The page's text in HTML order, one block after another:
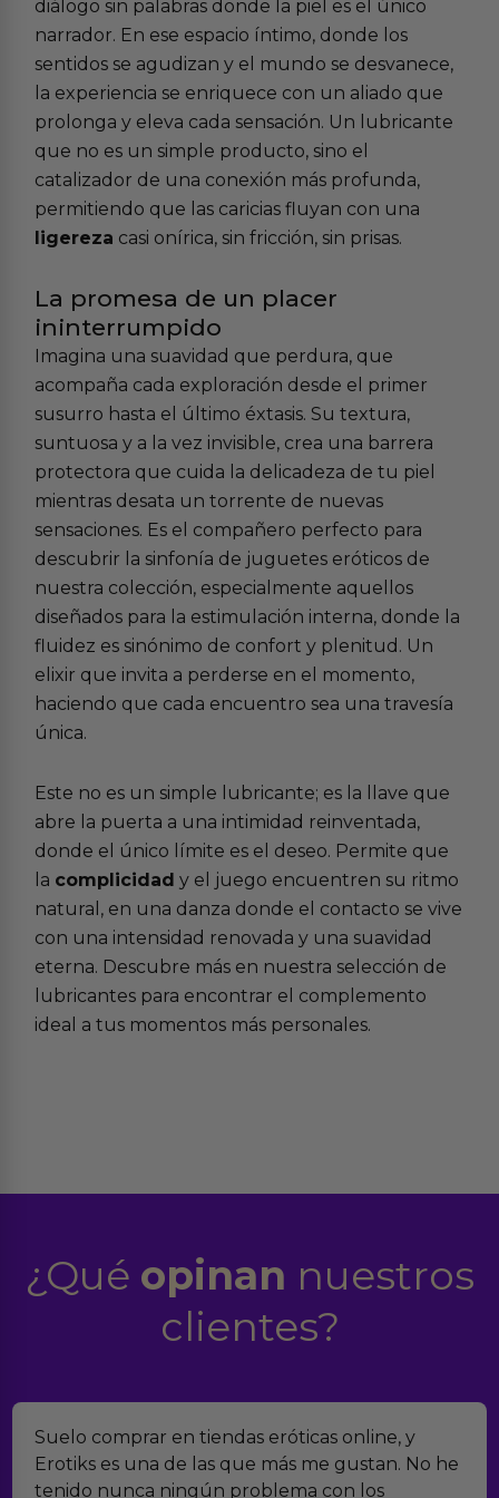
diálogo sin palabras donde la piel es el único
narrador. En ese espacio íntimo, donde los
sentidos se agudizan y el mundo se desvanece,
la experiencia se enriquece con un aliado que
prolonga y eleva cada sensación. Un lubricante
que no es un simple producto, sino el
catalizador de una conexión más profunda,
permitiendo que las caricias fluyan con una
ligereza casi onírica, sin fricción, sin prisas.
La promesa de un placer
ininterrumpido
Imagina una suavidad que perdura, que
acompaña cada exploración desde el primer
susurro hasta el último éxtasis. Su textura,
suntuosa y a la vez invisible, crea una barrera
protectora que cuida la delicadeza de tu piel
mientras desata un torrente de nuevas
sensaciones. Es el compañero perfecto para
descubrir la sinfonía de juguetes eróticos de
nuestra colección, especialmente aquellos
diseñados para la estimulación interna, donde la
fluidez es sinónimo de confort y plenitud. Un
elixir que invita a perderse en el momento,
haciendo que cada encuentro sea una travesía
única.
Este no es un simple lubricante; es la llave que
abre la puerta a una intimidad reinventada,
donde el único límite es el deseo. Permite que
la complicidad y el juego encuentren su ritmo
natural, en una danza donde el contacto se vive
con una intensidad renovada y una suavidad
eterna. Descubre más en nuestra selección de
lubricantes para encontrar el complemento
ideal a tus momentos más personales.
¿Qué opinan nuestros
clientes?
Suelo comprar en tiendas eróticas online, y
Erotiks es una de las que más me gustan. No he
tenido nunca ningún problema con los